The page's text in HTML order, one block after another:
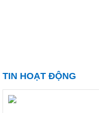
TIN HOẠT ĐỘNG